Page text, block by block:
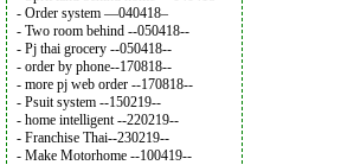
- Order system —040418–
- Two room behind --050418--
- Pj thai grocery --050418--
- order by phone--170818--
- more pj web order --170818--
- Psuit system --150219--
- home intelligent --220219--
- Franchise Thai--230219--
- Make Motorhome --100419--